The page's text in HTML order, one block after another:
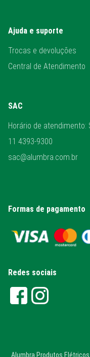
Ajuda e suporte
Trocas e devoluções
Central de Atendimento
SAC
Horário de atendimento:
11 4393-9300
sac@alumbra.com.br
Formas de pagamento
Redes sociais
Alumbra Produtos